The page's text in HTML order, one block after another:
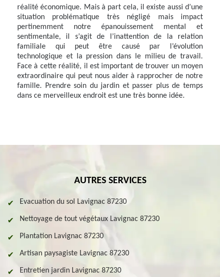
réalité économique. Mais à part cela, il existe aussi d’une
situation problématique très négligé mais impact
pertinemment notre épanouissement mental et
sentimentale, il s’agit de l’inattention de la relation
familiale qui peut être causé par l’évolution
technologique et la pression dans le milieu de travail.
Face à cette réalité, il est important de trouver un moyen
extraordinaire qui peut nous aider à rapprocher de notre
famille. Prendre soin du jardin et passer plus de temps
dans ce merveilleux endroit est une très bonne idée.
AUTRES SERVICES
Evacuation du sol Lavignac 87230
Nettoyage de tout végétaux Lavignac 87230
Plantation Lavignac 87230
Artisan paysagiste Lavignac 87230
Entretien jardin Lavignac 87230